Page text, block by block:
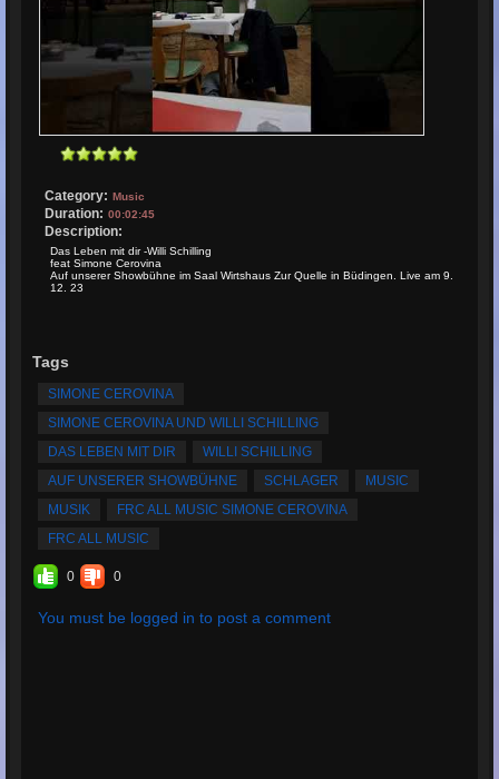
Category: Music
Duration: 00:02:45
Description:
Das Leben mit dir -Willi Schilling
feat Simone Cerovina
Auf unserer Showbühne im Saal Wirtshaus Zur Quelle in Büdingen. Live am 9.
12. 23
Tags
SIMONE CEROVINA
SIMONE CEROVINA UND WILLI SCHILLING
DAS LEBEN MIT DIR
WILLI SCHILLING
AUF UNSERER SHOWBÜHNE
SCHLAGER
MUSIC
MUSIK
FRC ALL MUSIC SIMONE CEROVINA
FRC ALL MUSIC
0 0
You must be logged in to post a comment